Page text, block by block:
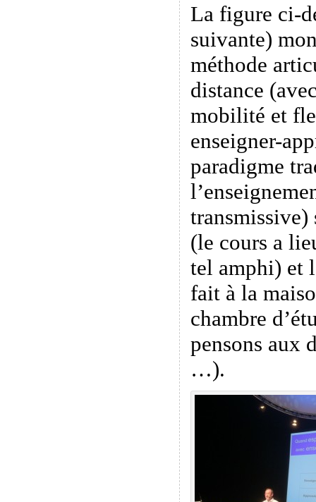
La figure ci-
suivante)
méthode
distance
mobilité et
enseigner-
paradigme
transmissive)
(le cours a
tel amphi) et
fait à la
chambre
pensons aux
…).